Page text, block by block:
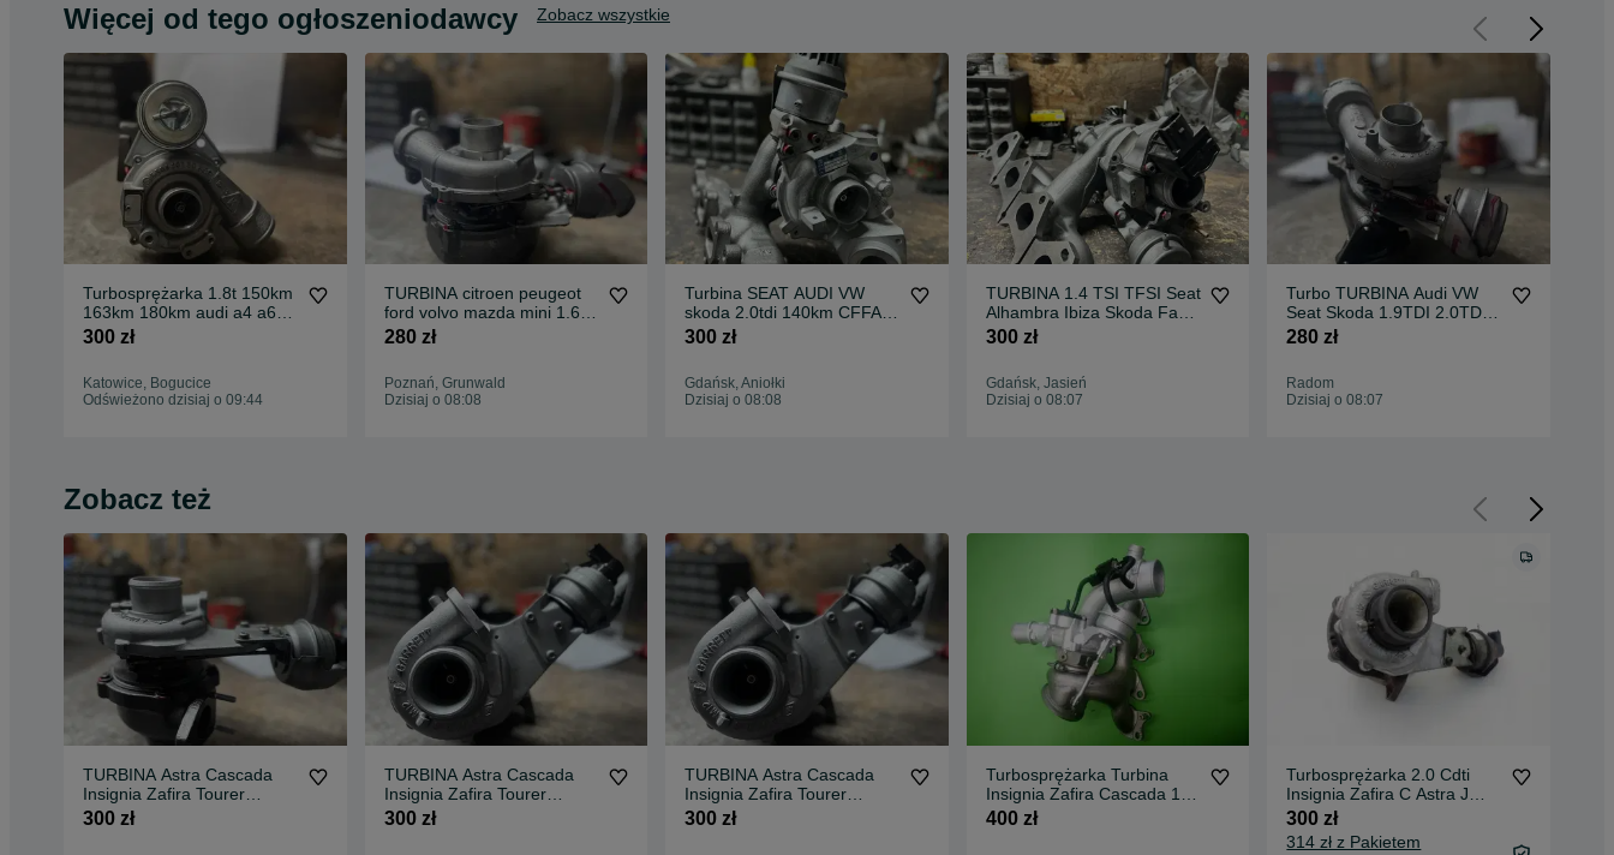
Więcej od tego ogłoszeniodawcy Zobacz wszystkie
Turbosprężarka 1.8t 150km
163km 180km audi a4 a6
vw passat AEB AWT
300 zł
Katowice, Bogucice
Odświeżono dzisiaj o 09:44
TURBINA citroen peugeot
ford volvo mazda mini 1.6d
hdi tdci 80kw 109km
280 zł
Poznań, Grunwald
Dzisiaj o 08:08
Turbina SEAT AUDI VW
skoda 2.0tdi 140km CFFA
CFFB
300 zł
Gdańsk, Aniołki
Dzisiaj o 08:08
TURBINA 1.4 TSI TFSI Seat
Alhambra Ibiza Skoda Fabia
VW Golf Passat
300 zł
Gdańsk, Jasień
Dzisiaj o 08:07
Turbo TURBINA Audi VW
Seat Skoda 1.9TDI 2.0TDI
AWX AVF BLB BPW
280 zł
Radom
Dzisiaj o 08:07
Zobacz też
TURBINA Astra Cascada
Insignia Zafira Tourer
2.0CDTI 130KM 165KM
300 zł
TURBINA Astra Cascada
Insignia Zafira Tourer
2.0CDTI 130KM 165KM
300 zł
TURBINA Astra Cascada
Insignia Zafira Tourer
2.0CDTI 130KM 165KM
300 zł
Turbosprężarka Turbina
Insignia Zafira Cascada 1,4
t 140 km
400 zł
Turbosprężarka 2.0 Cdti
Insignia Zafira C Astra J
Cascada Saab 9-5
55570748
300 zł
314 zł z Pakietem